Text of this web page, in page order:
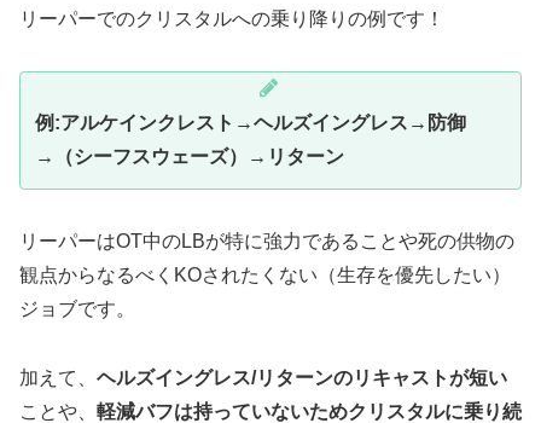
リーパーでのクリスタルへの乗り降りの例です！
例:アルケインクレスト→ヘルズイングレス→防御
→（シーフスウェーズ）→リターン
リーパーはOT中のLBが特に強力であることや死の供物の
観点からなるべくKOされたくない（生存を優先したい）
ジョブです。
加えて、 ヘルズイングレス/リターンのリキャストが短い
ことや、 軽減バフは持っていないためクリスタルに乗り続